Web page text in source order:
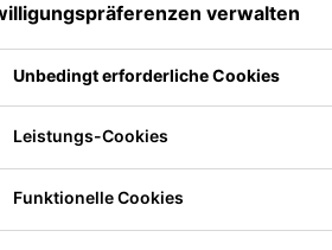
Beschichtung auf
ästhetische Farbgestaltung
auf vorhandene
verwalten
Unbedingt erforderliche Cookies
Leistungs-Cookies
Funktionelle Cookies